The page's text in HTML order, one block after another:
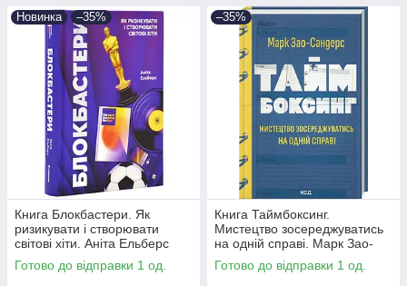
Новинка –35%
Книга Блокбастери. Як
ризикувати і створювати
світові хіти. Аніта Ельберс
Готово до відправки 1 од.
–35%
Книга Таймбоксинг.
Мистецтво зосереджуватись
на одній справі. Марк Зао-
Сандерс
Готово до відправки 1 од.